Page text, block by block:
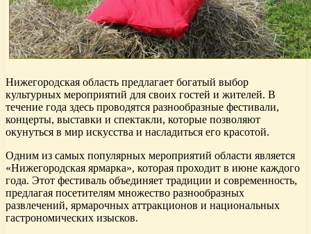
Нижегородская область предлагает богатый выбор
культурных мероприятий для своих гостей и жителей. В
течение года здесь проводятся разнообразные фестивали,
концерты, выставки и спектакли, которые позволяют
окунуться в мир искусства и насладиться его красотой.
Одним из самых популярных мероприятий области является
«Нижегородская ярмарка», которая проходит в июне каждого
года. Этот фестиваль объединяет традиции и современность,
предлагая посетителям множество разнообразных
развлечений, ярмарочных аттракционов и национальных
гастрономических изысков.